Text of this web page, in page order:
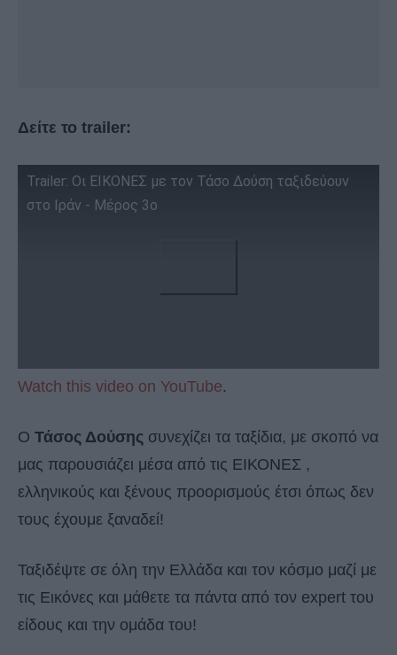
Δείτε το trailer:
Trailer: Οι ΕΙΚΟΝΕΣ με τον Τάσο Δούση ταξιδεύουν
στο Ιράν - Μέρος 3ο
Watch this video on YouTube.
Ο Τάσος Δούσης συνεχίζει τα ταξίδια, με σκοπό να
μας παρουσιάζει μέσα από τις ΕΙΚΟΝΕΣ ,
ελληνικούς και ξένους προορισμούς έτσι όπως δεν
τους έχουμε ξαναδεί!
Ταξιδέψτε σε όλη την Ελλάδα και τον κόσμο μαζί με
τις Εικόνες και μάθετε τα πάντα από τον expert του
είδους και την ομάδα του!